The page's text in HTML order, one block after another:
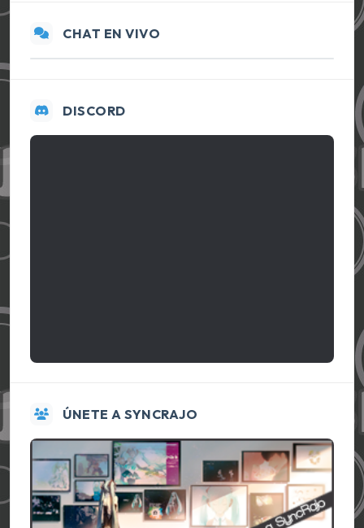
CHAT EN VIVO
DISCORD
ÚNETE A SYNCRAJO